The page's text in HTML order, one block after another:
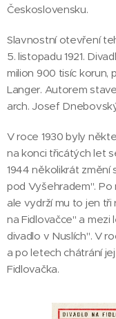
Československu.
Slavnostní otevření
5. listopadu 1921.
milion 900 tisíc korun,
Langer. Autorem
arch. Josef
V roce 1930 byly
na konci třicátých let
1944 několikrát změní
pod Vyšehradem". Po
ale vydrží mu to jen tři
na Fidlovačce" a mezi
divadlo v Nuslích". V
a po letech chátrání
Fidlovačka.